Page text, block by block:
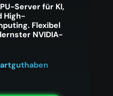
Server für KI,
High-
Flexibel
NVIDIA-